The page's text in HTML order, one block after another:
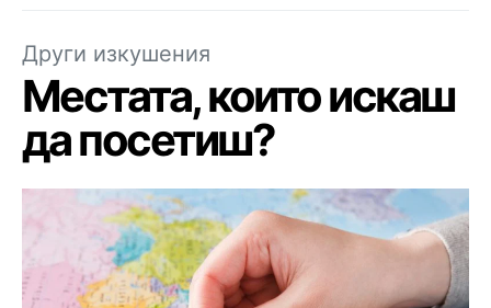
Други изкушения
Местата, които искаш
да посетиш?